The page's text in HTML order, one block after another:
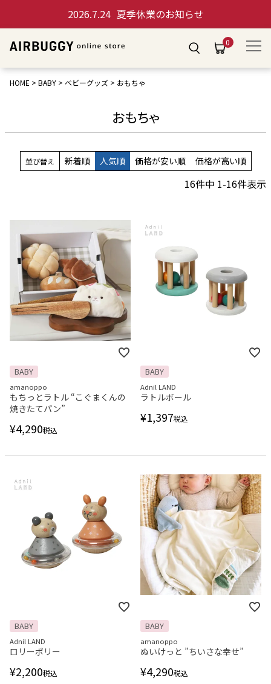
2026.7.24 夏季休業のお知らせ
0
HOME BABY ベビーグッズ おもちゃ
おもちゃ
並び替え 新着順 人気順 価格が安い順 価格が高い順
16件中 1-16件表示
BABY
amanoppo
もちっとラトル “こぐまくんの
焼きたてパン”
¥4,290税込
BABY
Adnil LAND
ラトルボール
¥1,397税込
BABY
Adnil LAND
ロリーポリー
¥2,200税込
BABY
amanoppo
ぬいけっと ”ちいさな幸せ”
¥4,290税込